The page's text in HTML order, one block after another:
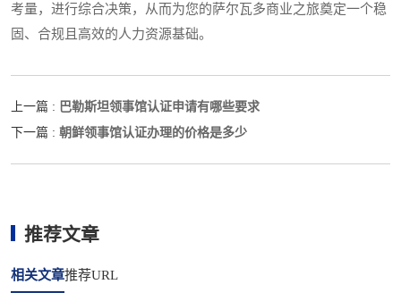
考量，进行综合决策，从而为您的萨尔瓦多商业之旅奠定一个稳
固、合规且高效的人力资源基础。
上一篇 : 巴勒斯坦领事馆认证申请有哪些要求
下一篇 : 朝鲜领事馆认证办理的价格是多少
推荐文章
相关文章推荐URL